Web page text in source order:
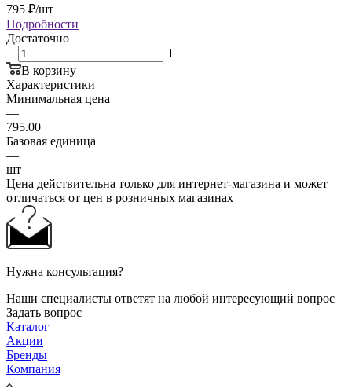
795 ₽/шт
Подробности
Достаточно
В корзину
Характеристики
Минимальная цена
—
795.00
Базовая единица
—
шт
Цена действительна только для интернет-магазина и может
отличаться от цен в розничных магазинах
Нужна консультация?
Наши специалисты ответят на любой интересующий вопрос
Задать вопрос
Каталог
Акции
Бренды
Компания